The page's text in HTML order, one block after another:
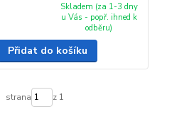
Skladem (za 1-3 dny
u Vás - popř. ihned k
odběru)
Přidat do košíku
strana z 1